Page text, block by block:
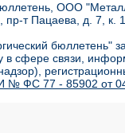
ООО
пр-т Пацаева, д. 7,
бюллетень"
в сфере связи,
№ ФС 77 - 85902 от 04